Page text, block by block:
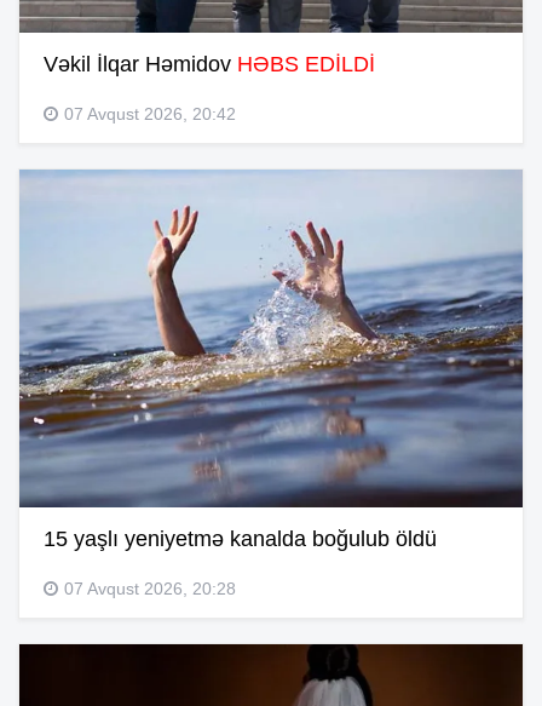
Vəkil İlqar Həmidov HƏBS EDİLDİ
07 Avqust 2026, 20:42
15 yaşlı yeniyetmə kanalda boğulub öldü
07 Avqust 2026, 20:28